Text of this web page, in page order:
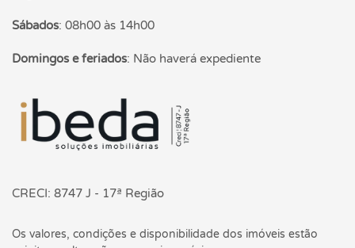
Sábados: 08h00 às 14h00
Domingos e feriados: Não haverá expediente
Página inicial
CRECI: 8747 J - 17ª Região
Os valores, condições e disponibilidade dos imóveis estão